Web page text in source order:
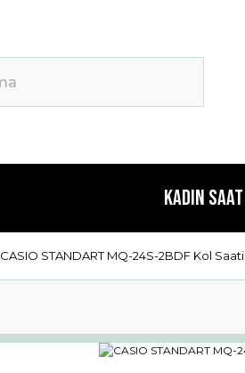
Kadın Saat
CASIO STANDART MQ-24S-2BDF Kol Saati